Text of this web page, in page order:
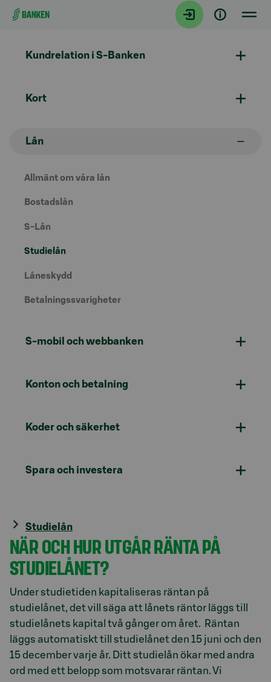
Gå direkt till innehållet
Kundrelation i S-Banken
Kort
Lån
Allmänt om våra lån
Bostadslån
S-Lån
Studielån
Låneskydd
Betalningssvarigheter
S-mobil och webbanken
Konton och betalning
Koder och säkerhet
Spara och investera
Studielån
NÄR OCH HUR UTGÅR RÄNTA PÅ
STUDIELÅNET?
Under studietiden kapitaliseras räntan på
studielånet, det vill säga att lånets räntor läggs till
studielånets kapital två gånger om året. Räntan
läggs automatiskt till studielånet den 15 juni och den
15 december varje år. Ditt studielån ökar med andra
ord med ett belopp som motsvarar räntan. Vi